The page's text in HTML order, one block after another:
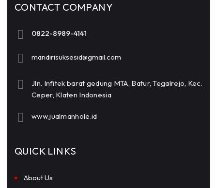
CONTACT COMPANY
0822-8989-4141
mandirisuksesid@gmail.com
Jln. Infitek barat gedung MTA, Batur, Tegalrejo, Kec.
Ceper, Klaten Indonesia
www.jualmanhole.id
QUICK LINKS
About Us